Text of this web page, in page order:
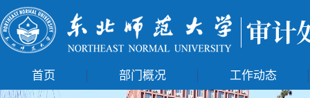
首页 部门概况 工作动态